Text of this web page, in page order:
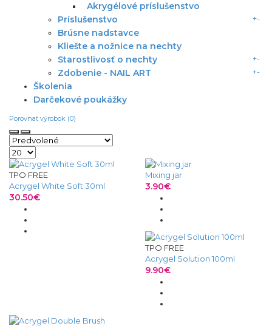
Akrygélové príslušenstvo
Príslušenstvo
+-
Brúsne nadstavce
Kliešte a nožnice na nechty
Starostlivosť o nechty
+-
Zdobenie - NAIL ART +-
Školenia
Darčekové poukážky
Porovnať výrobok (0)
TPO FREE
Acrygel White Soft 30ml
30.50€
Mixing jar
3.90€
TPO FREE
Acrygel Solution 100ml
9.90€